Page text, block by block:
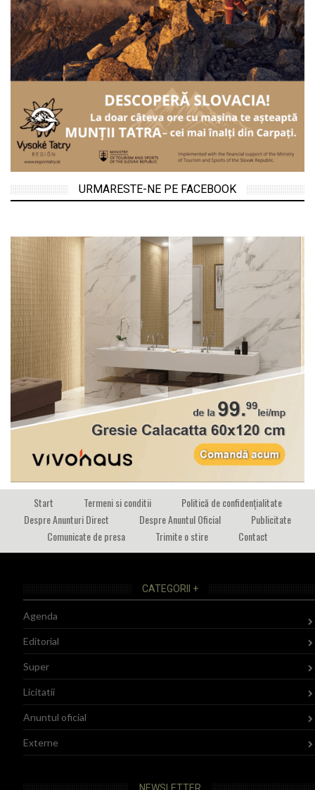
URMARESTE-NE PE FACEBOOK
Start Termeni si conditii
Politică de confidențialitate
Despre Anunturi Direct
Despre Anuntul Oficial
Publicitate
Comunicate de presa
Trimite o stire Contact
CATEGORII +
Agenda
Editorial
Super
Licitatii
Anuntul oficial
Externe